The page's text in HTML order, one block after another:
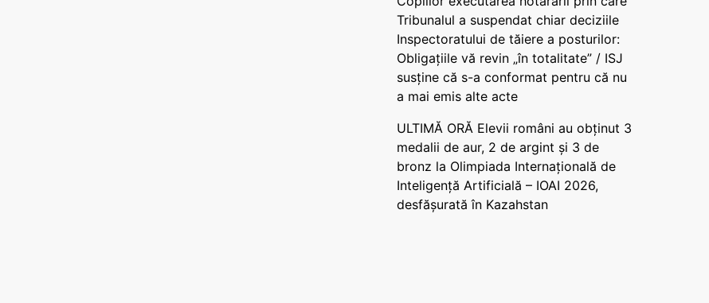
Tribunalul a suspendat chiar deciziile
Inspectoratului de tăiere a posturilor:
Obligațiile vă revin „în totalitate” / ISJ
susține că s-a conformat pentru că nu
a mai emis alte acte
ULTIMĂ ORĂ Elevii români au obținut 3
medalii de aur, 2 de argint și 3 de
bronz la Olimpiada Internațională de
Inteligență Artificială – IOAI 2026,
desfășurată în Kazahstan